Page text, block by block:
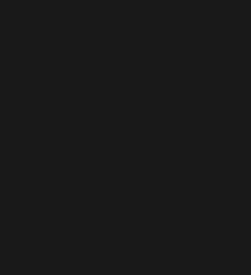
en nueva ventana)
nueva ventana)